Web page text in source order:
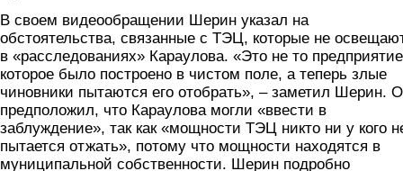
В своем видеообращении Шерин указал на
обстоятельства, связанные с ТЭЦ, которые не
в «расследованиях» Караулова. «Это не то
которое было построено в чистом поле, а теперь злые
чиновники пытаются его отобрать», – заметил Шерин.
предположил, что Караулова могли «ввести в
заблуждение», так как «мощности ТЭЦ никто ни у кого
пытается отжать», потому что мощности находятся в
муниципальной собственности. Шерин подробно